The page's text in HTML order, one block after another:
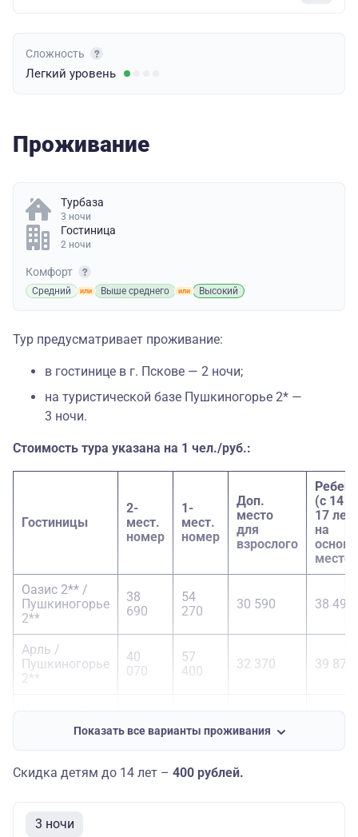
Сложность
Легкий уровень
Проживание
Турбаза
3 ночи
Гостиница
2 ночи
Комфорт
Средний Выше среднего Высокий
Тур предусматривает проживание:
в гостинице в г. Пскове — 2 ночи;
на туристической базе Пушкиногорье 2* —
3 ночи.
Стоимость тура указана на 1 чел./руб.:
Гостиницы
2-
мест.
номер
1-
мест.
номер
Доп.
место
для
взрослого
(с 14
17 лет)
на
место
Оазис 2** /
Пушкиногорье
2**
38
690
54
270
30 590 38 490
Арль /
Пушкиногорье
2**
40
070
57
400
32 370 39 870
Дом 3** /
Пушкиногорье
630
210
31 130
Октябрьская
2**
Показать все варианты проживания
Скидка детям до 14 лет – 400 рублей.
3 ночи